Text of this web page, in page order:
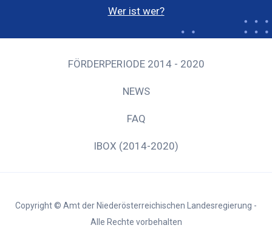
Wer ist wer?
FÖRDERPERIODE 2014 - 2020
NEWS
FAQ
IBOX (2014-2020)
Copyright © Amt der Niederösterreichischen Landesregierung -
Alle Rechte vorbehalten